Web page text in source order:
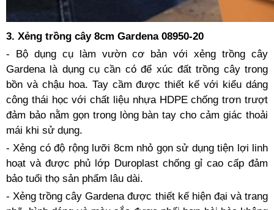
3. Xẻng trồng cây 8cm Gardena 08950-20
- Bộ dụng cụ làm vườn cơ bản với xẻng trồng cây
Gardena là dụng cụ cần có để xúc đất trồng cây trong
bồn và chậu hoa. Tay cầm được thiết kế với kiểu dáng
công thái học với chất liệu nhựa HDPE chống trơn trượt
đảm bảo nằm gọn trong lòng bàn tay cho cảm giác thoải
mái khi sử dụng.
- Xẻng có độ rộng lưỡi 8cm nhỏ gọn sử dụng tiện lợi linh
hoạt và được phủ lớp Duroplast chống gỉ cao cấp đảm
bảo tuổi thọ sản phẩm lâu dài.
- Xẻng trồng cây Gardena được thiết kế hiện đại và trang